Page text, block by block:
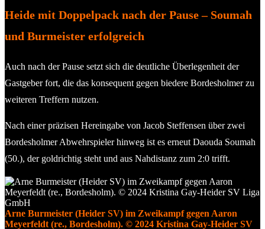
Heide mit Doppelpack nach der Pause – Soumah
und Burmeister erfolgreich
Auch nach der Pause setzt sich die deutliche Überlegenheit der
Gastgeber fort, die das konsequent gegen biedere Bordesholmer zu
weiteren Treffern nutzen.
Nach einer präzisen Hereingabe von Jacob Steffensen über zwei
Bordesholmer Abwehrspieler hinweg ist es erneut Daouda Soumah
(50.), der goldrichtig steht und aus Nahdistanz zum 2:0 trifft.
Arne Burmeister (Heider SV) im Zweikampf gegen Aaron
Meyerfeldt (re., Bordesholm). © 2024 Kristina Gay-Heider SV